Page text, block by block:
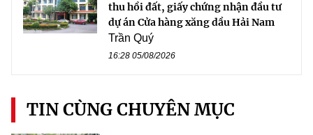
thu hồi đất, giấy chứng nhận đầu tư
dự án Cửa hàng xăng dầu Hải Nam
Trần Quý
16:28 05/08/2026
TIN CÙNG CHUYÊN MỤC